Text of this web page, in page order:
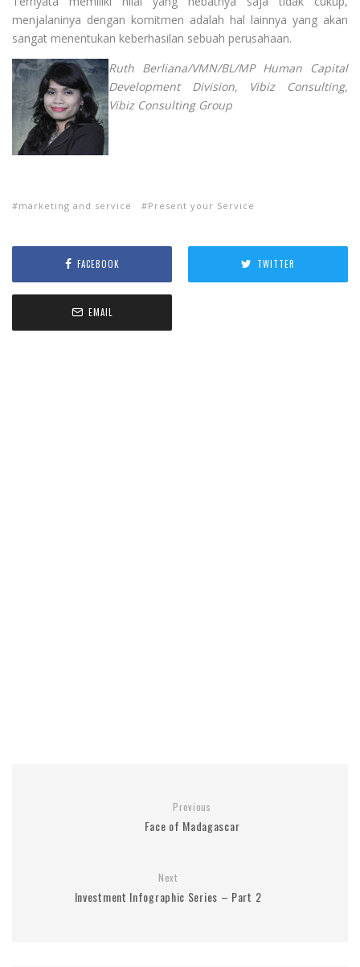
menjalaninya dengan komitmen adalah hal lainnya yang akan
sangat menentukan keberhasilan sebuah perusahaan.
Ruth Berliana/VMN/BL/MP Human Capital
Development Division, Vibiz Consulting,
Vibiz Consulting Group
marketing and service Present your Service
FACEBOOK TWITTER
EMAIL
Previous
Face of Madagascar
Next
Investment Infographic Series – Part 2